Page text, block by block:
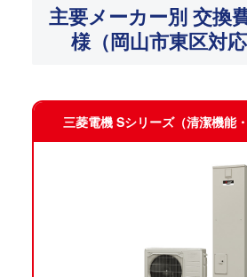
主要メーカー別 交換
様（岡山市東区対
三菱電機 Sシリーズ（清潔機能